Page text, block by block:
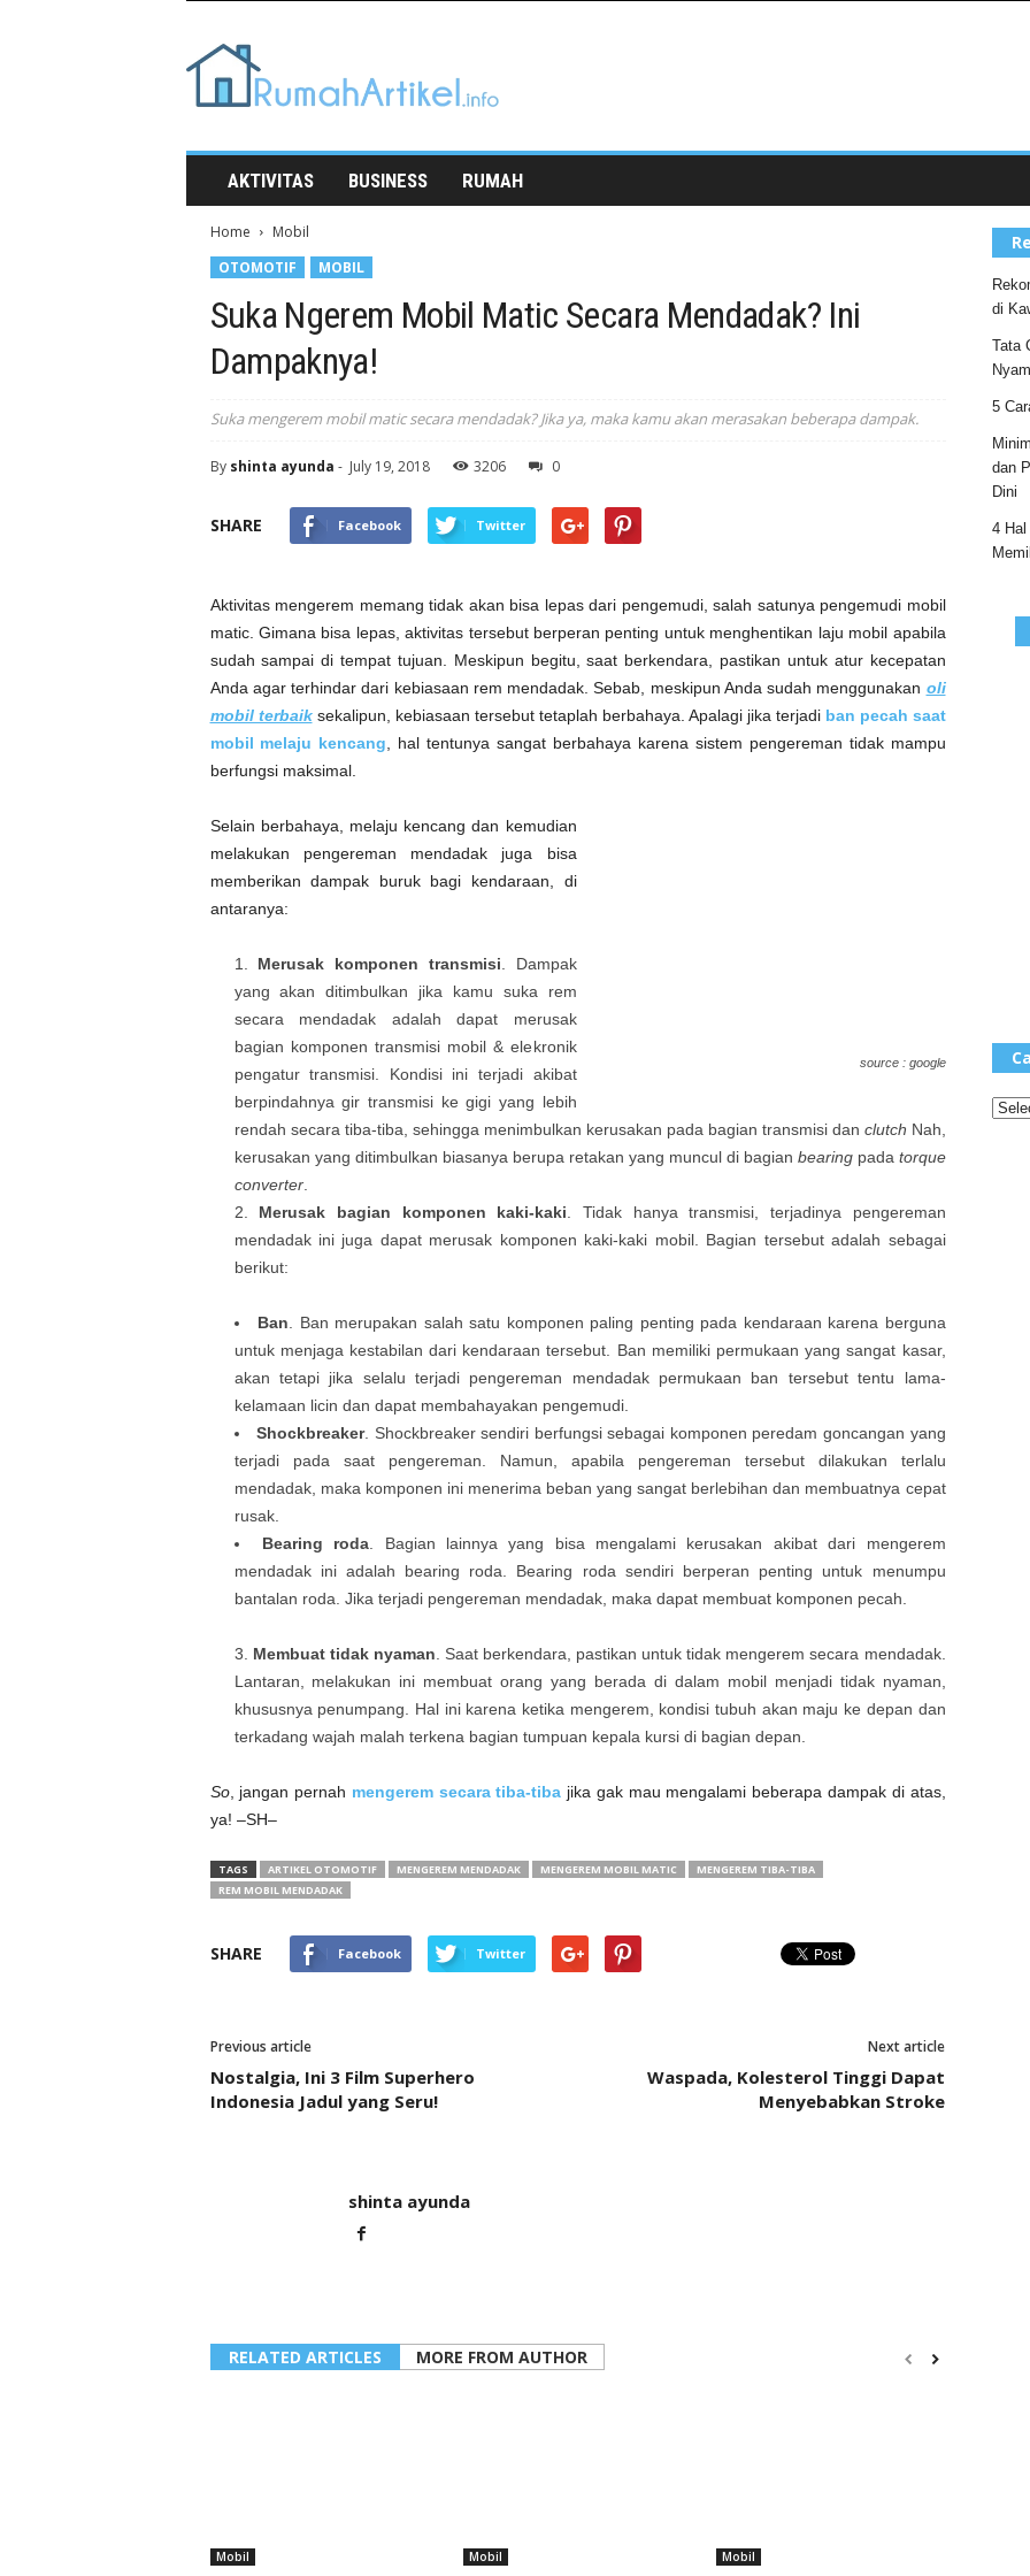
Artikel
AKTIVITAS BUSINESS RUMAH
Home
Mobil
OTOMOTIF
MOBIL
Suka Ngerem Mobil Matic Secara Mendadak? Ini
Dampaknya!
Suka mengerem mobil matic secara mendadak? Jika ya, maka kamu akan merasakan beberapa dampak.
By shinta ayunda - July 19, 2018 3206 0
SHARE Facebook Twitter
Aktivitas mengerem memang tidak akan bisa lepas dari pengemudi, salah satunya pengemudi mobil
matic. Gimana bisa lepas, aktivitas tersebut berperan penting untuk menghentikan laju mobil apabila
sudah sampai di tempat tujuan. Meskipun begitu, saat berkendara, pastikan untuk atur kecepatan
Anda agar terhindar dari kebiasaan rem mendadak. Sebab, meskipun Anda sudah menggunakan oli
mobil terbaiksekalipun, kebiasaan tersebut tetaplah berbahaya. Apalagi jika terjadi ban pecah saat
mobil melaju kencang , hal tentunya sangat berbahaya karena sistem pengereman tidak mampu
berfungsi maksimal.
source : google
Selain berbahaya, melaju kencang dan kemudian
melakukan pengereman mendadak juga bisa
memberikan dampak buruk bagi kendaraan, di
antaranya:
Merusak komponen transmisi . Dampak
yang akan ditimbulkan jika kamu suka rem
secara mendadak adalah dapat merusak
bagian komponen transmisi mobil & elekronik
pengatur transmisi. Kondisi ini terjadi akibat
berpindahnya gir transmisi ke gigi yang lebih
rendah secara tiba-tiba, sehingga menimbulkan kerusakan pada bagian transmisi dan clutch Nah,
kerusakan yang ditimbulkan biasanya berupa retakan yang muncul di bagian bearingpada torque
converter.
Merusak bagian komponen kaki-kaki . Tidak hanya transmisi, terjadinya pengereman
mendadak ini juga dapat merusak komponen kaki-kaki mobil. Bagian tersebut adalah sebagai
berikut:
Ban . Ban merupakan salah satu komponen paling penting pada kendaraan karena berguna
untuk menjaga kestabilan dari kendaraan tersebut. Ban memiliki permukaan yang sangat kasar,
akan tetapi jika selalu terjadi pengereman mendadak permukaan ban tersebut tentu lama-
kelamaan licin dan dapat membahayakan pengemudi.
Shockbreaker. Shockbreaker sendiri berfungsi sebagai komponen peredam goncangan yang
terjadi pada saat pengereman. Namun, apabila pengereman tersebut dilakukan terlalu
mendadak, maka komponen ini menerima beban yang sangat berlebihan dan membuatnya cepat
rusak.
Bearing roda . Bagian lainnya yang bisa mengalami kerusakan akibat dari mengerem
mendadak ini adalah bearing roda. Bearing roda sendiri berperan penting untuk menumpu
bantalan roda. Jika terjadi pengereman mendadak, maka dapat membuat komponen pecah.
Membuat tidak nyaman . Saat berkendara, pastikan untuk tidak mengerem secara mendadak.
Lantaran, melakukan ini membuat orang yang berada di dalam mobil menjadi tidak nyaman,
khususnya penumpang. Hal ini karena ketika mengerem, kondisi tubuh akan maju ke depan dan
terkadang wajah malah terkena bagian tumpuan kepala kursi di bagian depan.
So, jangan pernah mengerem secara tiba-tiba jika gak mau mengalami beberapa dampak di atas,
ya! –SH–
TAGS ARTIKEL OTOMOTIF MENGEREM MENDADAK MENGEREM MOBIL MATIC
MENGEREM TIBA-TIBA
REM MOBIL MENDADAK
SHARE Facebook Twitter
Previous article
Nostalgia, Ini 3 Film Superhero
Indonesia Jadul yang Seru!
Next article
Waspada, Kolesterol Tinggi Dapat
Menyebabkan Stroke
shinta ayunda
RELATED ARTICLES MORE FROM AUTHOR
Mobil Mobil Mobil
di
Tata
5
dan
Dini
4 Hal